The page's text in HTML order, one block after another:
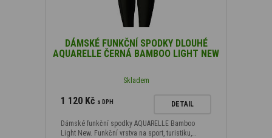
DÁMSKÉ FUNKČNÍ SPODKY DLOUHÉ
AQUARELLE ČERNÁ BAMBOO LIGHT NEW
Skladem
1 120 Kč s DPH DETAIL
Dámské funkční spodky AQUARELLE Bamboo
Light New. Funkční vrstva na sport, turistiku,…